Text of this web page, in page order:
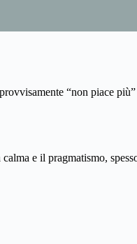
“non piace
e il pragmatismo,